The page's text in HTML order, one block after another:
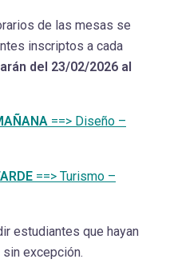
de las mesas se
inscriptos a cada
del 23/02/2026 al
==> Diseño –
==> Turismo –
estudiantes que hayan
excepción.